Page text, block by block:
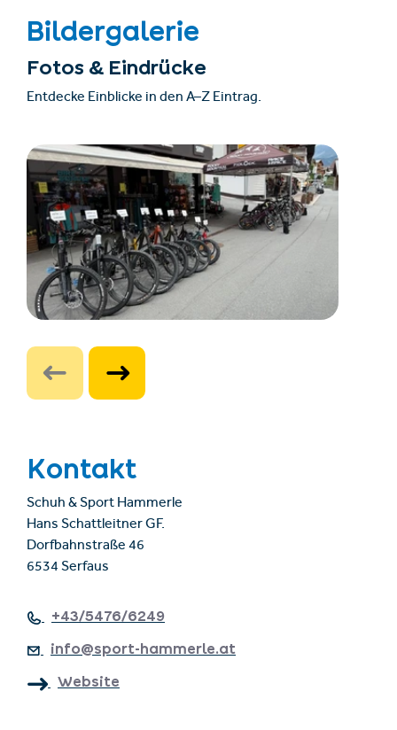
Bildergalerie
Fotos & Eindrücke
Entdecke Einblicke in den A–Z Eintrag.
Kontakt
Schuh & Sport Hammerle
Hans Schattleitner GF.
Dorfbahnstraße 46
6534 Serfaus
+43/5476/6249
info@sport-hammerle.at
Website